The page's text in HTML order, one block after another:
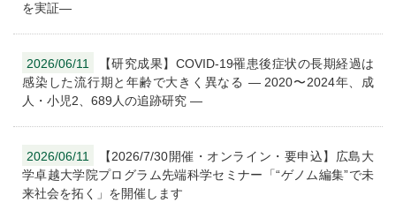
を実証―
2026/06/11
【研究成果】COVID-19罹患後症状の長期経過は
感染した流行期と年齢で大きく異なる ― 2020〜2024年、成
人・小児2、689人の追跡研究 ―
2026/06/11
【2026/7/30開催・オンライン・要申込】広島大
学卓越大学院プログラム先端科学セミナー「“ゲノム編集”で未
来社会を拓く」を開催します